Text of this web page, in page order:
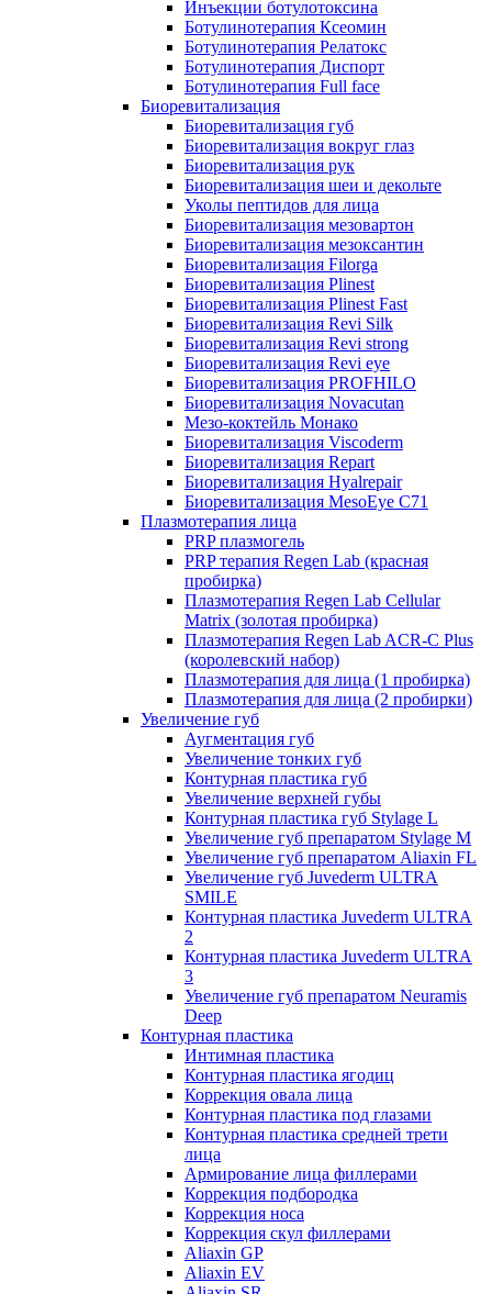
Инъекции ботулотоксина
Ботулинотерапия Ксеомин
Ботулинотерапия Релатокс
Ботулинотерапия Диспорт
Ботулинотерапия Full face
Биоревитализация
Биоревитализация губ
Биоревитализация вокруг глаз
Биоревитализация рук
Биоревитализация шеи и декольте
Уколы пептидов для лица
Биоревитализация мезовартон
Биоревитализация мезоксантин
Биоревитализация Filorga
Биоревитализация Plinest
Биоревитализация Plinest Fast
Биоревитализация Revi Silk
Биоревитализация Revi strong
Биоревитализация Revi eye
Биоревитализация PROFHILO
Биоревитализация Novacutan
Мезо-коктейль Монако
Биоревитализация Viscoderm
Биоревитализация Repart
Биоревитализация Hyalrepair
Биоревитализация MesoEye C71
Плазмотерапия лица
PRP плазмогель
PRP терапия Regen Lab (красная
пробирка)
Плазмотерапия Regen Lab Cellular
Matrix (золотая пробирка)
Плазмотерапия Regen Lab ACR-C Plus
(королевский набор)
Плазмотерапия для лица (1 пробирка)
Плазмотерапия для лица (2 пробирки)
Увеличение губ
Аугментация губ
Увеличение тонких губ
Контурная пластика губ
Увеличение верхней губы
Контурная пластика губ Stylage L
Увеличение губ препаратом Stylage M
Увеличение губ препаратом Aliaxin FL
Увеличение губ Juvederm ULTRA
SMILE
Контурная пластика Juvederm ULTRA
2
Контурная пластика Juvederm ULTRA
3
Увеличение губ препаратом Neuramis
Deep
Контурная пластика
Интимная пластика
Контурная пластика ягодиц
Коррекция овала лица
Контурная пластика под глазами
Контурная пластика средней трети
лица
Армирование лица филлерами
Коррекция подбородка
Коррекция носа
Коррекция скул филлерами
Aliaxin GP
Aliaxin EV